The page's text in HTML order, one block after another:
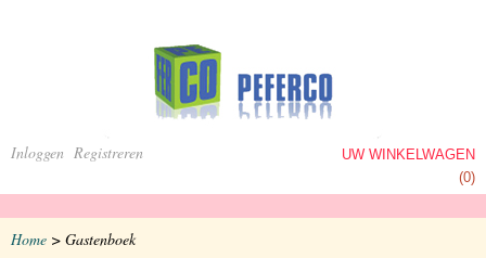
Inloggen Registreren
UW WINKELWAGEN
(0)
Home > Gastenboek